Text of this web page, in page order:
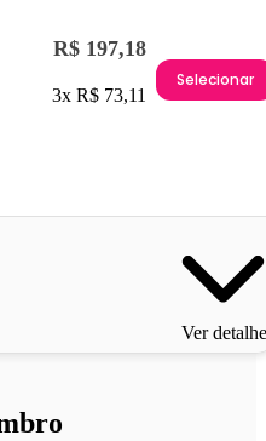
R$ 197,18
3x R$ 73,11
Selecionar
Ver